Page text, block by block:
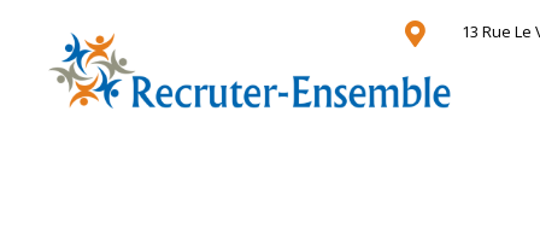
 13 Rue Le